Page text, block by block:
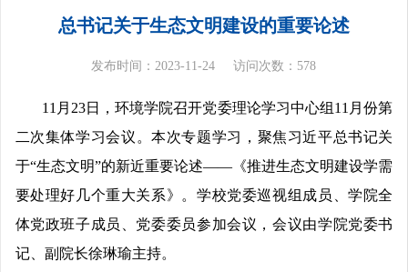
总书记关于生态文明建设的重要论述
发布时间：2023-11-24 访问次数： 578
11 月 23日，环境学院召开党委理论学习中心组 11 月份第
二次集体学习会议 。本次专题学习 ， 聚焦习近平总书记关
于“生态文明”的新近重要论述——《推进生态文明建设学需
要处理好几个重大关系》。学校党委巡视组成员、学院全
体党政班子成员、党委委员参加会议，会议由学院党委书
记、副院长徐琳瑜主持。